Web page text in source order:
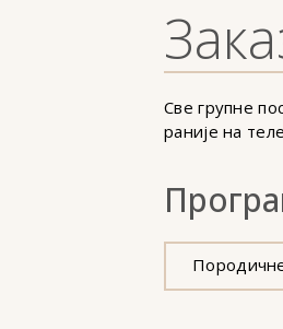
Све групне
раније на